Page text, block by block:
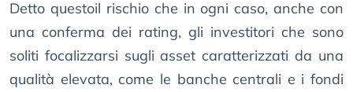
Detto questoil rischio che in ogni caso, anche con
una conferma dei rating, gli investitori che sono
soliti focalizzarsi sugli asset caratterizzati da una
qualità elevata, come le banche centrali e i fondi